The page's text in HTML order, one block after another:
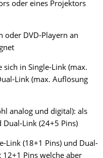
oder eines Projektors
oder DVD-Playern an
sich in Single-Link (max.
Link (max. Auflösung
analog und digital): als
Dual-Link (24+5 Pins)
Link (18+1 Pins) und Dual-
12+1 Pins welche aber